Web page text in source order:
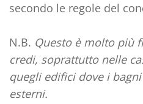
secondo le regole del
N.B. Questo è molto più
credi, soprattutto nelle
quegli edifici dove i
esterni.